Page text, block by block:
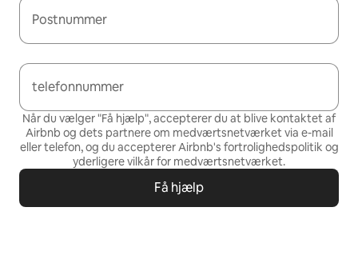
Postnummer
telefonnummer
Når du vælger "Få hjælp", accepterer du at blive kontaktet af
Airbnb og dets partnere om medværtsnetværket via e-mail
eller telefon, og du accepterer Airbnb's fortrolighedspolitik og
yderligere vilkår for medværtsnetværket.
Få hjælp